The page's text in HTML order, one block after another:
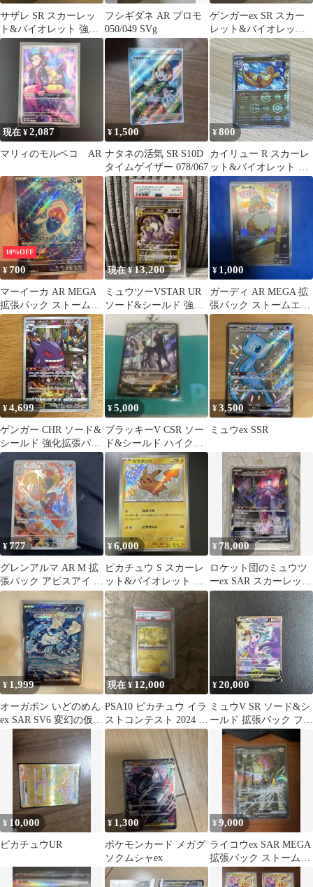
サザレ SR スカーレッ
ト&バイオレット 強化
拡張パック クリムゾン
ヘイズ キ…
フシギダネ AR プロモ
050/049 SVg
ゲンガーex SR スカー
レット&バイオレット
拡張パック ワイルドフ
ォース …
現在 ¥2,087
マリィのモルペコ AR
¥ 1,500
ナタネの活気 SR S10D
タイムゲイザー 078/067
¥800
カイリュー R スカーレ
ット&バイオレット 強
化拡張パック ポケモン
カード15…
10%OFF
¥700
マーイーカ AR MEGA
拡張パック ストームエ
メラルダ キラ 085/076
現在 ¥13,200
ミュウツーVSTAR UR
ソード&シールド 強化
拡張パック Pokemon …
¥ 1,000
ガーディ AR MEGA 拡
張パック ストームエメ
ラルダ キラ 078/076
¥4,699
ゲンガー CHR ソード&
シールド 強化拡張パッ
ク ダークファンタズマ
キラ …
¥5,000
ブラッキーV CSR ソー
ド&シールド ハイクラ
スパック VMAXクライ
マック…
¥3,500
ミュウex SSR
¥777
グレンアルマ AR M 拡
張パック アビスアイ キ
ラ 083/081
¥6,000
ピカチュウ S スカーレ
ット&バイオレット ハ
イクラスパック シャイ
ニートレジ…
¥ 78,000
ロケット団のミュウツ
ーex SAR スカーレット
&バイオレット 拡張パ
ック ロ…
¥ 1,999
オーガポン いどのめん
ex SAR SV6 変幻の仮面
127/101
現在 ¥ 12,000
PSA10 ピカチュウ イラ
ストコンテスト 2024 プ
ロモ
¥20,000
ミュウV SR ソード&シ
ールド 拡張パック フュ
ージョンアーツ キラ
106…
¥ 10,000
ピカチュウUR
¥ 1,300
ポケモンカード メガグ
ソクムシャex
¥9,000
ライコウex SAR MEGA
拡張パック ストームエ
メラルダ キラ 108/…